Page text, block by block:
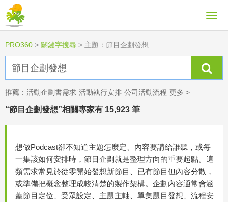
PRO360 > 關鍵字搜尋 > 主題：節目企劃發想
推薦： 活動企劃書需求 活動執行安排 公司活動流程 更多 >
“節目企劃發想”相關專家有 15,923 筆
想做Podcast卻不知道主題怎麼定、內容要講給誰聽，或每
一集該如何安排時，節目企劃就是整理方向的重要起點。這
類需求常見於從零開始發想新節目、已有節目但內容分散，
或準備把概念整理成較清楚的製作架構。企劃內容通常會涵
蓋節目定位、受眾設定、主題主軸、單集題目發想、流程安